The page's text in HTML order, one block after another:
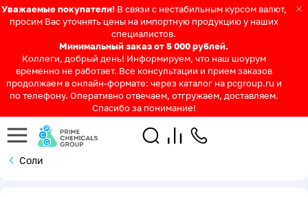
Уважаемые покупатели! В связи с нестабильным курсом валют,
просим Вас уточнять цены на импортную продукцию у наших
специалистов.
Минимальный заказ от 5 000 рублей.
Коллеги, добрый день! Информируем, что наш шоурум
временно не работает. Все консультации и прием заказов
продолжаем в онлайн-формате: через каталог на pcgroup.ru и
по телефону. Оперативно отвечаем, отгружаем, доставляем.
Спасибо за понимание!
Соли